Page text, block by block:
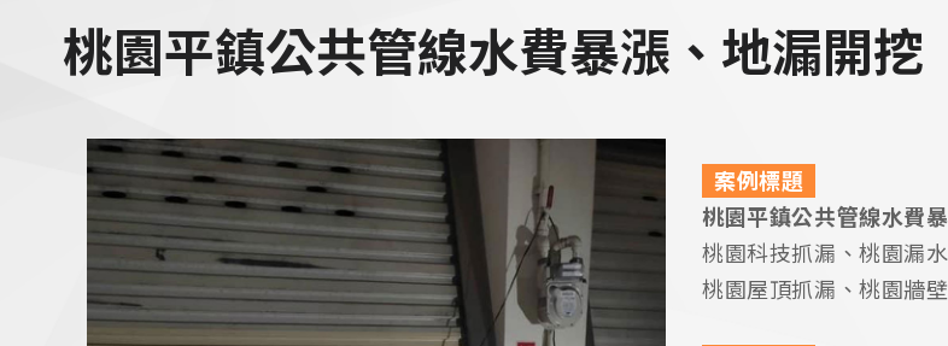
桃園平鎮公共管線水費暴漲、地漏開挖
案例標題
桃園平鎮公共管線水費
桃園科技抓漏、桃園漏
桃園屋頂抓漏、桃園牆